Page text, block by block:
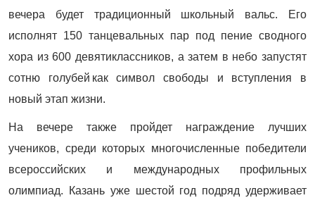
вечера будет традиционный школьный вальс. Его
исполнят 150 танцевальных пар под пение сводного
хора из 600 девятиклассников, а затем в небо запустят
сотню голубей как символ свободы и вступления в
новый этап жизни.
На вечере также пройдет награждение лучших
учеников, среди которых многочисленные победители
всероссийских и международных профильных
олимпиад. Казань уже шестой год подряд удерживает